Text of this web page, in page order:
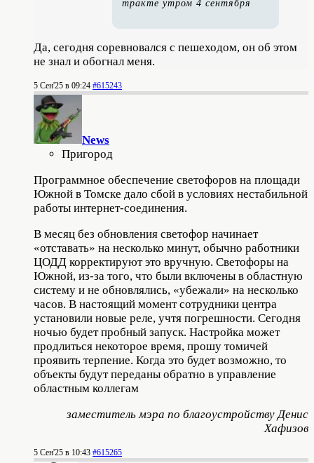
тракте утром 4 сентября
Да, сегодня соревновался с пешеходом, он об этом
не знал и обогнал меня.
5 Сен'25 в 09:24 #615243
News
Пригород
Программное обеспечение светофоров на площади
Южной в Томске дало сбой в условиях нестабильной
работы интернет-соединения.
В месяц без обновления светофор начинает
«отставать» на несколько минут, обычно работники
ЦОДД корректируют это вручную. Светофоры на
Южной, из-за того, что были включены в областную
систему и не обновлялись, «убежали» на несколько
часов. В настоящий момент сотрудники центра
установили новые реле, учтя погрешности. Сегодня
ночью будет пробный запуск. Настройка может
продлиться некоторое время, прошу томичей
проявить терпение. Когда это будет возможно, то
объекты будут переданы обратно в управление
областным коллегам
заместитель мэра по благоустройству Денис
Хафизов
5 Сен'25 в 10:43 #615265